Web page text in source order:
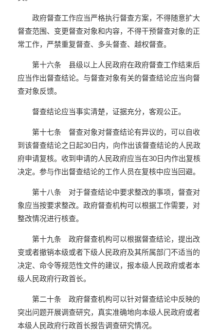
政府督查工作应当严格执行督查方案，不得随意扩大
督查范围、变更督查对象和内容，不得干预督查对象的正
常工作，严禁重复督查、多头督查、越权督查。
第十六条 县级以上人民政府在政府督查工作结束后
应当作出督查结论。与督查对象有关的督查结论应当向督
查对象反馈。
督查结论应当事实清楚，证据充分，客观公正。
第十七条 督查对象对督查结论有异议的，可以自收
到该督查结论之日起30日内，向作出该督查结论的人民政
府申请复核。收到申请的人民政府应当在30日内作出复核
决定。参与作出督查结论的工作人员在复核中应当回避。
第十八条 对于督查结论中要求整改的事项，督查对
象应当按要求整改。政府督查机构可以根据工作需要，对
整改情况进行核查。
第十九条 政府督查机构可以根据督查结论，提出改
变或者撤销本级或者下级人民政府及其所属部门不适当的
决定、命令等规范性文件的建议，报本级人民政府或者本
级人民政府行政首长。
第二十条 政府督查机构可以针对督查结论中反映的
突出问题开展调查研究，真实准确地向本级人民政府或者
本级人民政府行政首长报告调查研究情况。